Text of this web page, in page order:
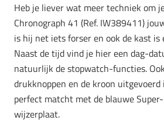
Heb je liever wat meer techniek om
Chronograph 41 (Ref. IW389411)
is hij net iets forser en ook de kast is
Naast de tijd vind je hier een dag-
natuurlijk de stopwatch-functies.
drukknoppen en de kroon
perfect matcht met de blauwe
wijzerplaat.